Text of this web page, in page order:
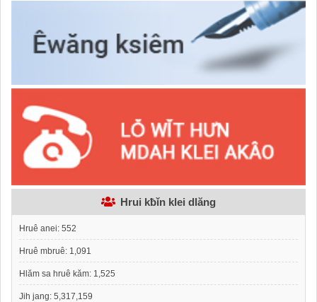
Hrui kƀǐn klei dlăng
Hruê anei: 552
Hruê mbruê: 1,091
Hlăm sa hruê kăm: 1,525
Jih jang: 5,317,159